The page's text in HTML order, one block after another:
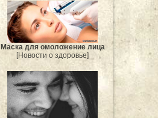
Маска для омоложение лица
[Новости о здоровье]